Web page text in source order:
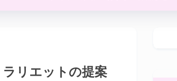
ラリエットの提案